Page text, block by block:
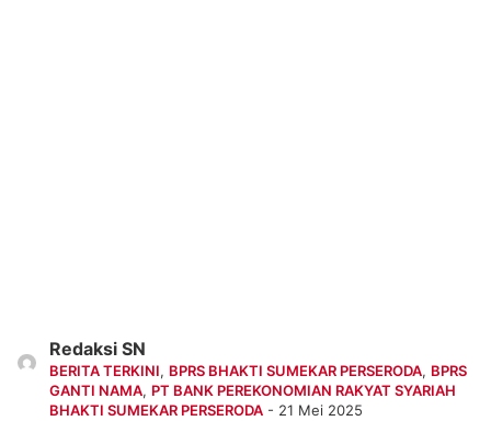
Redaksi SN
BERITA TERKINI, BPRS BHAKTI SUMEKAR PERSERODA, BPRS
GANTI NAMA, PT BANK PEREKONOMIAN RAKYAT SYARIAH
BHAKTI SUMEKAR PERSERODA- 21 Mei 2025